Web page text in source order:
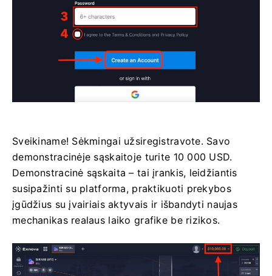
Sveikiname! Sėkmingai užsiregistravote. Savo
demonstracinėje sąskaitoje turite 10 000 USD.
Demonstracinė sąskaita – tai įrankis, leidžiantis
susipažinti su platforma, praktikuoti prekybos
įgūdžius su įvairiais aktyvais ir išbandyti naujas
mechanikas realaus laiko grafike be rizikos.